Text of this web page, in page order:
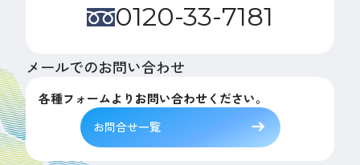
0120-33-7181
メールでのお問い合わせ
各種フォームよりお問い合わせください。
お問合せ一覧